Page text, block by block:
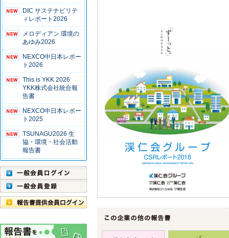
DIC サステナビリテ
ィレポート2026
メロディアン 環境の
あゆみ2026
NEXCO中日本レポー
ト2026
This is YKK 2026
YKK株式会社統合報
告書
NEXCO中日本レポー
ト2025
TSUNAGU2026 生
協・環境・社会活動
報告書